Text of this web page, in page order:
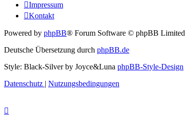
Impressum
Kontakt
Powered by phpBB® Forum Software © phpBB Limited
Deutsche Übersetzung durch phpBB.de
Style: Black-Silver by Joyce&Luna phpBB-Style-Design
Datenschutz | Nutzungsbedingungen